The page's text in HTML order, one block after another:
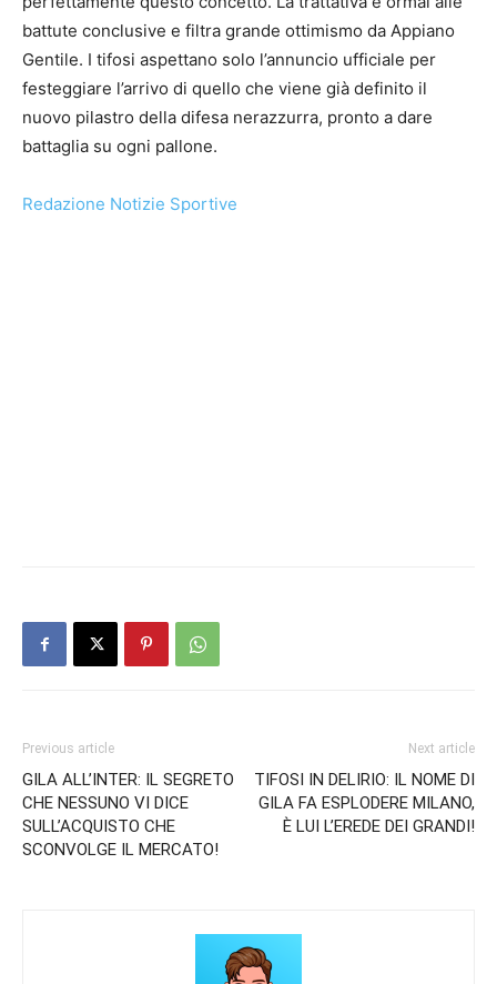
battute conclusive e filtra grande ottimismo da Appiano
Gentile. I tifosi aspettano solo l’annuncio ufficiale per
festeggiare l’arrivo di quello che viene già definito il
nuovo pilastro della difesa nerazzurra, pronto a dare
battaglia su ogni pallone.
Redazione Notizie Sportive
Previous article
GILA ALL’INTER: IL SEGRETO
CHE NESSUNO VI DICE
SULL’ACQUISTO CHE
SCONVOLGE IL MERCATO!
Next article
TIFOSI IN DELIRIO: IL NOME DI
GILA FA ESPLODERE MILANO,
È LUI L’EREDE DEI GRANDI!